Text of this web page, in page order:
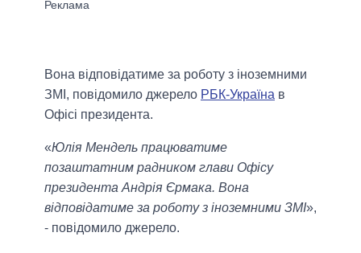
Вона відповідатиме за роботу з іноземними
ЗМІ, повідомило джерело РБК-Україна в
Офісі президента.
«Юлія Мендель працюватиме
позаштатним радником глави Офісу
президента Андрія Єрмака. Вона
відповідатиме за роботу з іноземними ЗМІ»,
- повідомило джерело.